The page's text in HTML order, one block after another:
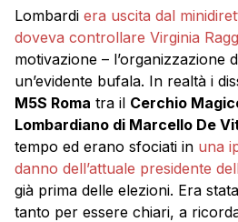
Lombardi era uscita dal
doveva controllare Virginia
motivazione – l’organizzazione
un’evidente bufala. In realtà i
M5S Roma tra il Cerchio
Lombardiano di Marcello De
tempo ed erano sfociati in una
danno dell’attuale presidente
già prima delle elezioni. Era
tanto per essere chiari, a